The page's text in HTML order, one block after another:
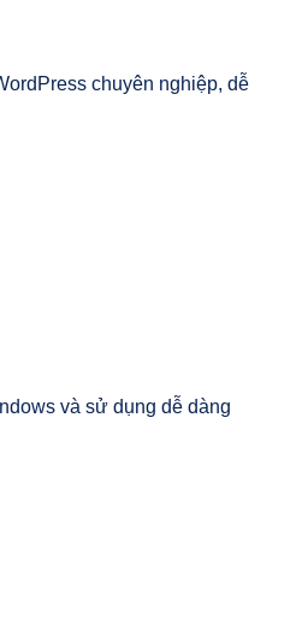
chuyên nghiệp, dễ
và sử dụng dễ dàng